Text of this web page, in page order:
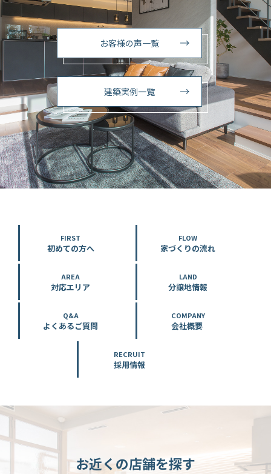
お客様の声一覧
建築実例一覧
FIRST
初めての方へ
FLOW
家づくりの流れ
AREA
対応エリア
LAND
分譲地情報
Q&A
よくあるご質問
COMPANY
会社概要
RECRUIT
採用情報
お近くの店舗を探す